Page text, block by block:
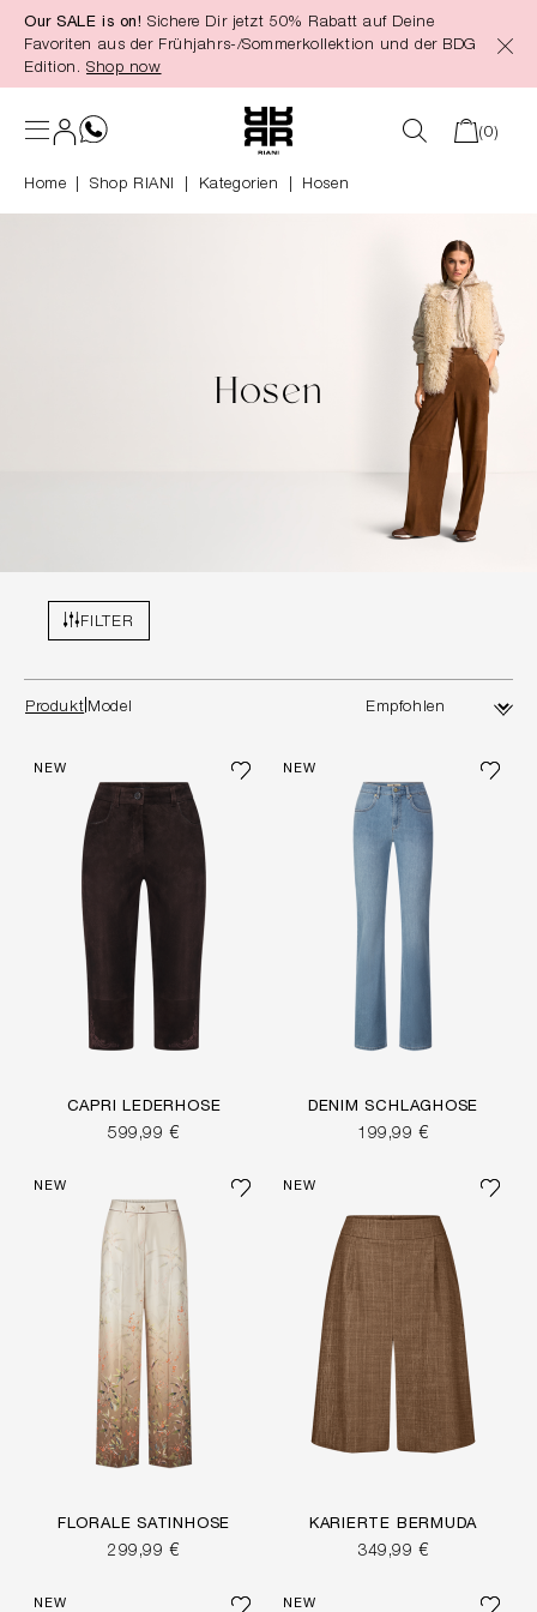
springen
Our SALE is on! Sichere Dir jetzt 50% Rabatt auf Deine
Favoriten aus der Frühjahrs-/Sommerkollektion und der BDG
Edition. Shop now
(0)
Home Shop RIANI Kategorien Hosen
Hosen
FILTER
Produkt Model
NEW
CAPRI LEDERHOSE
599,99 €
NEW
DENIM SCHLAGHOSE
199,99 €
NEW
FLORALE SATINHOSE
299,99 €
NEW
KARIERTE BERMUDA
349,99 €
NEW NEW